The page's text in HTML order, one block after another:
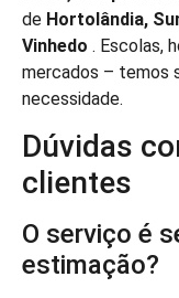
de Hortolândia,
Vinhedo . Escolas,
mercados – temos
necessidade.
Dúvidas
clientes
O serviço é
estimação?